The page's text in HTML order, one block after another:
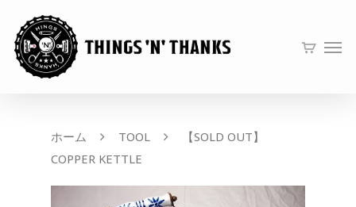
ホーム TOOL
【SOLD OUT】
COPPER KETTLE